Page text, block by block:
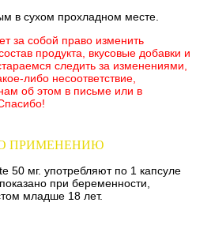
в сухом прохладном месте.
за собой право изменить
продукта, вкусовые добавки и
следить за изменениями,
либо несоответствие,
об этом в письме или в
ПРИМЕНЕНИЮ
50 мг. употребляют по 1 капсуле
при беременности,
младше 18 лет.